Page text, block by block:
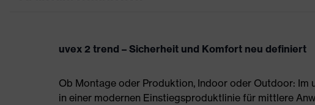
uvex 2 trend – Sicherheit und Komfort neu definiert
Ob Montage oder Produktion, Indoor oder Outdoor: Im
in einer modernen Einstiegsproduktlinie für mittlere